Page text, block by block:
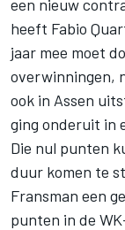
een nieuw
heeft Fabio
jaar mee moet
overwinningen,
ook in Assen
ging onderuit in
Die nul punten
duur komen te
Fransman een
punten in de